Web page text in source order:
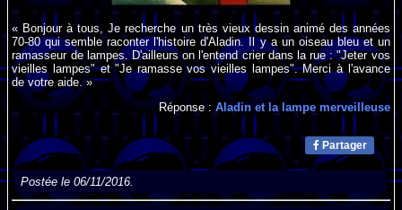
« Bonjour à tous, Je recherche un très vieux dessin animé des années
70-80 qui semble raconter l'histoire d'Aladin. Il y a un oiseau bleu et un
ramasseur de lampes. D'ailleurs on l'entend crier dans la rue : "Jeter vos
vieilles lampes" et "Je ramasse vos vieilles lampes". Merci à l'avance
de votre aide. »
Réponse :Aladin et la lampe merveilleuse
Partager
Postée le 06/11/2016.